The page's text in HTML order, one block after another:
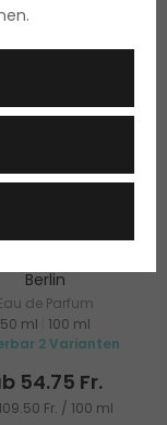
Berlin
de Parfum
50 ml
100 ml
2 Varianten
54.75 Fr.
Fr. / 100 ml